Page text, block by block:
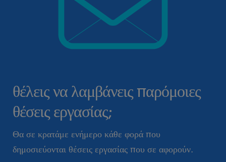
θέλεις να λαμβάνεις παρόμοιες
θέσεις εργασίας;
Θα σε κρατάμε ενήμερο κάθε φορά που
δημοσιεύονται θέσεις εργασίας που σε αφορούν.